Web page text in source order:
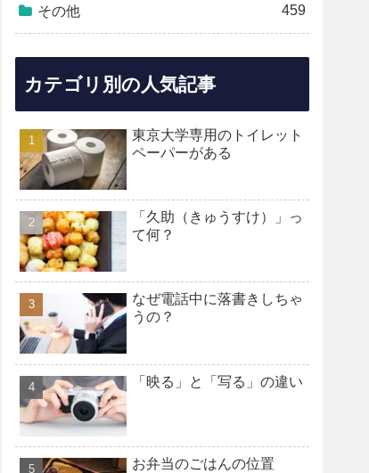
その他 459
カテゴリ別の人気記事
東京大学専用のトイレット
ペーパーがある
「久助（きゅうすけ）」っ
て何？
なぜ電話中に落書きしちゃ
うの？
「映る」と「写る」の違い
お弁当のごはんの位置